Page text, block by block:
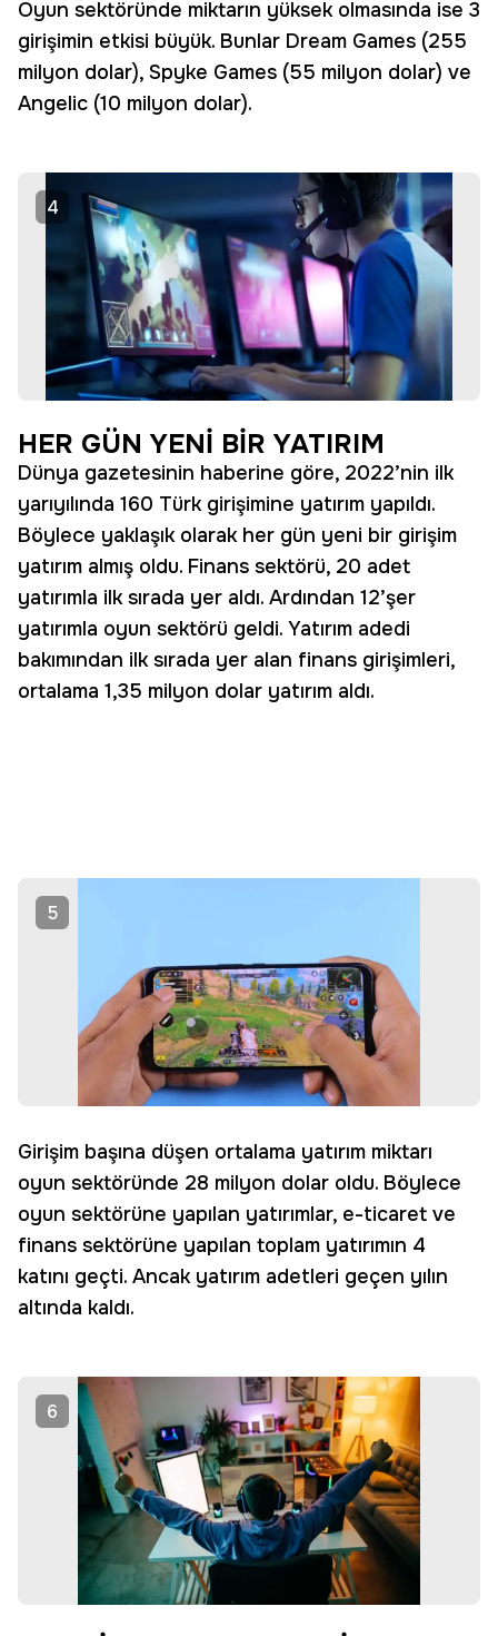
Oyun sektöründe miktarın yüksek olmasında ise 3
girişimin etkisi büyük. Bunlar Dream Games (255
milyon dolar), Spyke Games (55 milyon dolar) ve
Angelic (10 milyon dolar).
4
HER GÜN YENİ BİR YATIRIM
Dünya gazetesinin haberine göre, 2022’nin ilk
yarıyılında 160 Türk girişimine yatırım yapıldı.
Böylece yaklaşık olarak her gün yeni bir girişim
yatırım almış oldu. Finans sektörü, 20 adet
yatırımla ilk sırada yer aldı. Ardından 12’şer
yatırımla oyun sektörü geldi. Yatırım adedi
bakımından ilk sırada yer alan finans girişimleri,
ortalama 1,35 milyon dolar yatırım aldı.
5
Girişim başına düşen ortalama yatırım miktarı
oyun sektöründe 28 milyon dolar oldu. Böylece
oyun sektörüne yapılan yatırımlar, e-ticaret ve
finans sektörüne yapılan toplam yatırımın 4
katını geçti. Ancak yatırım adetleri geçen yılın
altında kaldı.
6